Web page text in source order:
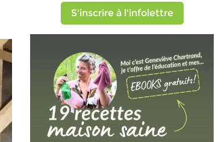
S'inscrire à l'infolettre